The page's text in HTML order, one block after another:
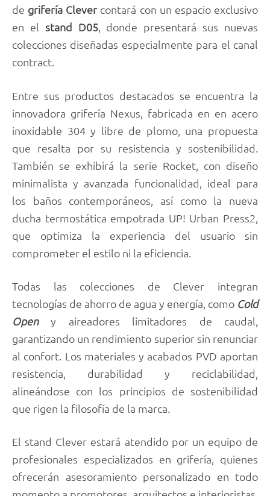
de grifería Clever contará con un espacio exclusivo
en el stand D05, donde presentará sus nuevas
colecciones diseñadas especialmente para el canal
contract.
Entre sus productos destacados se encuentra la
innovadora grifería Nexus, fabricada en en acero
inoxidable 304 y libre de plomo, una propuesta
que resalta por su resistencia y sostenibilidad.
También se exhibirá la serie Rocket, con diseño
minimalista y avanzada funcionalidad, ideal para
los baños contemporáneos, así como la nueva
ducha termostática empotrada UP! Urban Press2,
que optimiza la experiencia del usuario sin
comprometer el estilo ni la eficiencia.
Todas las colecciones de Clever integran
tecnologías de ahorro de agua y energía, como Cold
Openy aireadores limitadores de caudal,
garantizando un rendimiento superior sin renunciar
al confort. Los materiales y acabados PVD aportan
resistencia, durabilidad y reciclabilidad,
alineándose con los principios de sostenibilidad
que rigen la filosofía de la marca.
El stand Clever estará atendido por un equipo de
profesionales especializados en grifería, quienes
ofrecerán asesoramiento personalizado en todo